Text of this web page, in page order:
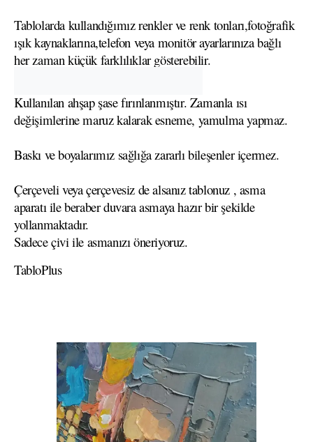
Tablolarda kullandığımız renkler ve renk tonları,fotoğrafik
ışık kaynaklarına,telefon veya monitör ayarlarınıza bağlı
her zaman küçük farklılıklar gösterebilir.
Kullanılan ahşap şase fırınlanmıştır. Zamanla ısı
değişimlerine maruz kalarak esneme, yamulma yapmaz.
Baskı ve boyalarımız sağlığa zararlı bileşenler içermez.
Çerçeveli veya çerçevesiz de alsanız tablonuz , asma
aparatı ile beraber duvara asmaya hazır bir şekilde
yollanmaktadır.
Sadece çivi ile asmanızı öneriyoruz.
TabloPlus